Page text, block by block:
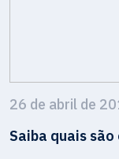
26 de abril de
Saiba quais